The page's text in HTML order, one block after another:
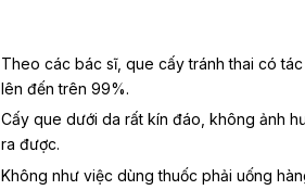
Theo các bác sĩ, que cấy tránh thai có
lên đến trên 99%.
Cấy que dưới da rất kín đáo, không ảnh
ra được.
Không như việc dùng thuốc phải uống